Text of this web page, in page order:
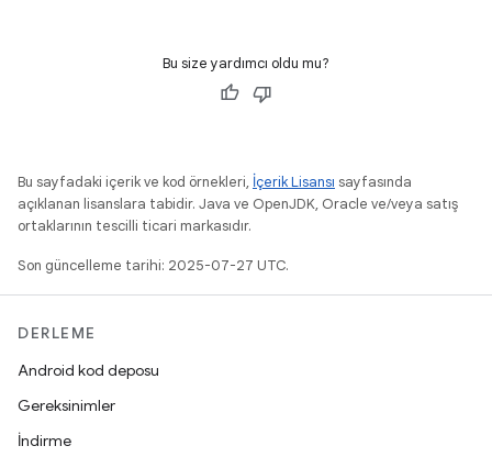
Bu size yardımcı oldu mu?
Bu sayfadaki içerik ve kod örnekleri, İçerik Lisansı sayfasında
açıklanan lisanslara tabidir. Java ve OpenJDK, Oracle ve/veya satış
ortaklarının tescilli ticari markasıdır.
Son güncelleme tarihi: 2025-07-27 UTC.
DERLEME
Android kod deposu
Gereksinimler
İndirme